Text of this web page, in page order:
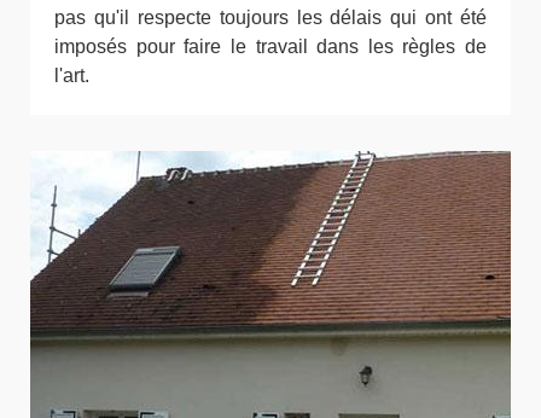
pas qu'il respecte toujours les délais qui ont été
imposés pour faire le travail dans les règles de
l'art.